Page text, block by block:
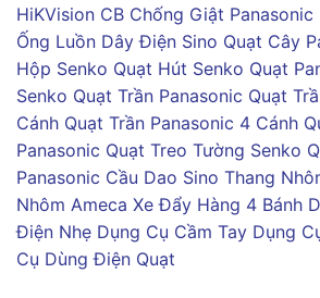
HiKVision CB Chống Giật Panasonic
Ống Luồn Dây Điện Sino Quạt Cây
Hộp Senko Quạt Hút Senko Quạt
Senko Quạt Trần Panasonic Quạt
Cánh Quạt Trần Panasonic 4 Cánh
Panasonic Quạt Treo Tường Senko
Panasonic Cầu Dao Sino Thang
Nhôm Ameca Xe Đẩy Hàng 4 Bánh
Điện Nhẹ Dụng Cụ Cầm Tay Dụng
Cụ Dùng Điện Quạt